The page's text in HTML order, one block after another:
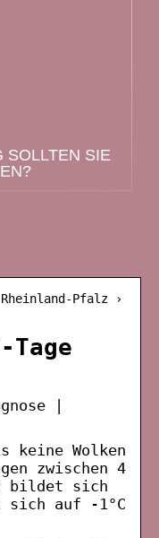
SOLLTEN SIE
Pfalz ›
|
keine Wolken
zwischen 4
bildet sich
sich auf -1°C